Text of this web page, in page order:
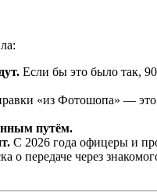
Если бы это было так,
«из Фотошопа» — это
путём.
С 2026 года офицеры и
о передаче через